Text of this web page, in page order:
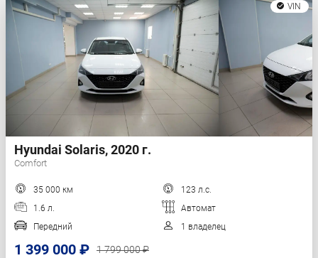
VIN
Hyundai Solaris, 2020 г.
Comfort
35 000 км
123 л.с.
1.6 л.
Автомат
Передний
1 владелец
1 399 000 ₽
1 799 000 ₽